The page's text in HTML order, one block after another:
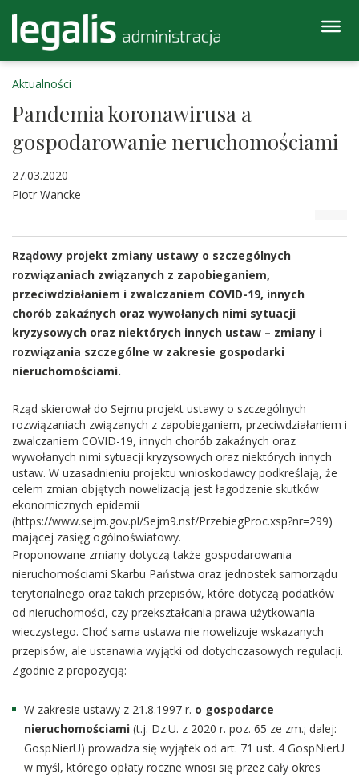
Aktualności
Pandemia koronawirusa a
gospodarowanie neruchomościami
27.03.2020
Piotr Wancke
Rządowy projekt zmiany ustawy o szczególnych
rozwiązaniach związanych z zapobieganiem,
przeciwdziałaniem i zwalczaniem COVID-19, innych
chorób zakaźnych oraz wywołanych nimi sytuacji
kryzysowych oraz niektórych innych ustaw – zmiany i
rozwiązania szczególne w zakresie gospodarki
nieruchomościami.
Rząd skierował do Sejmu projekt ustawy o szczególnych
rozwiązaniach związanych z zapobieganiem, przeciwdziałaniem i
zwalczaniem COVID-19, innych chorób zakaźnych oraz
wywołanych nimi sytuacji kryzysowych oraz niektórych innych
ustaw. W uzasadnieniu projektu wnioskodawcy podkreślają, że
celem zmian objętych nowelizacją jest łagodzenie skutków
ekonomicznych epidemii
(https://www.sejm.gov.pl/Sejm9.nsf/PrzebiegProc.xsp?nr=299)
mającej zasięg ogólnoświatowy.
Proponowane zmiany dotyczą także gospodarowania
nieruchomościami Skarbu Państwa oraz jednostek samorządu
terytorialnego oraz takich przepisów, które dotyczą podatków
od nieruchomości, czy przekształcania prawa użytkowania
wieczystego. Choć sama ustawa nie nowelizuje wskazanych
przepisów, ale ustanawia wyjątki od dotychczasowych regulacji.
Zgodnie z propozycją:
W zakresie ustawy z 21.8.1997 r. o gospodarce
nieruchomościami (t.j. Dz.U. z 2020 r. poz. 65 ze zm.; dalej:
GospNierU) prowadza się wyjątek od art. 71 ust. 4 GospNierU
w myśl, którego opłaty roczne wnosi się przez cały okres